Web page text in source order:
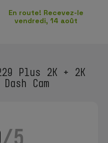
En route! Recevez-le
vendredi, 14 août
Plus 2K + 2K
Cam
/5